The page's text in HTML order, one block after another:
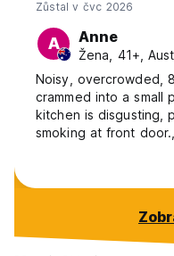
Zůstal v čvc 2026
A Anne
Žena, 41+,
Noisy, overcrowded,
crammed into a small
kitchen is disgusting,
smoking at front
carrying on at 3am. A